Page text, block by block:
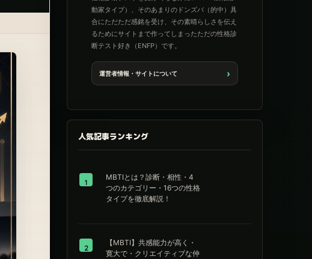
動家タイプ）、そのあまりのドンズバ（的中）具
合にただただ感銘を受け、その素晴らしさを伝え
るためにサイトまで作ってしまったただの性格診
断テスト好き（ENFP）です。
運営者情報・サイトについて ›
人気記事ランキング
1
MBTIとは？診断・相性・4
つのカテゴリー・16つの性格
タイプを徹底解説！
2
【MBTI】共感能力が高く・
寛大で・クリエイティブな仲